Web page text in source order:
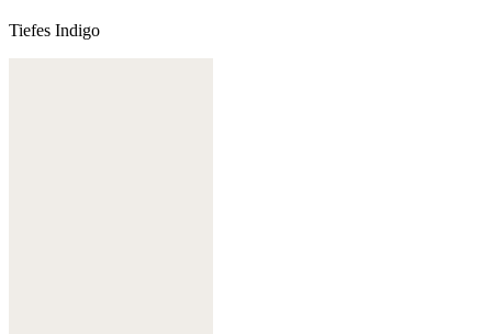
Tiefes Indigo